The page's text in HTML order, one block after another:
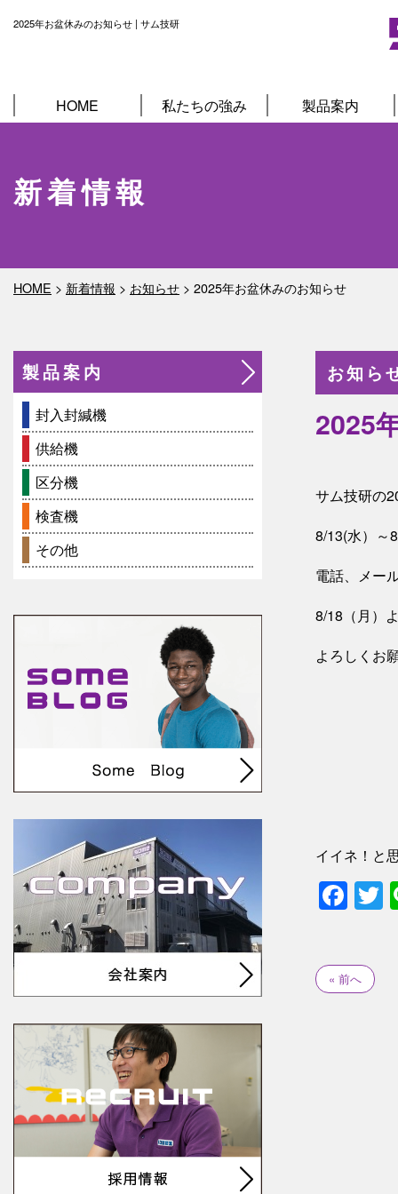
2025年お盆休みのお知らせ | サム技研
HOME 私たちの強み 製品案内
新着情報
HOME > 新着情報 > お知らせ > 2025年お盆休みのお知らせ
お知ら
2025
サム技研の
8/13(水）～
電話、メー
8/18（月）
よろしくお
イイネ！と
« 前へ
製品案内
封入封緘機
供給機
区分機
検査機
その他